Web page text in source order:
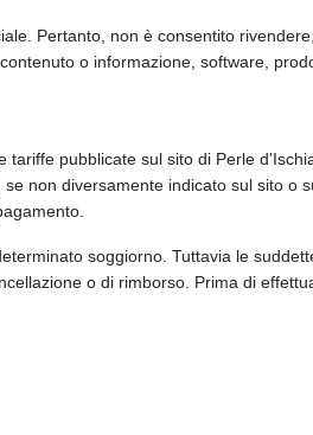
Pertanto, non è consentito
o informazione, software,
pubblicate sul sito di Perle
non diversamente indicato sul sito
soggiorno. Tuttavia le
o di rimborso. Prima di